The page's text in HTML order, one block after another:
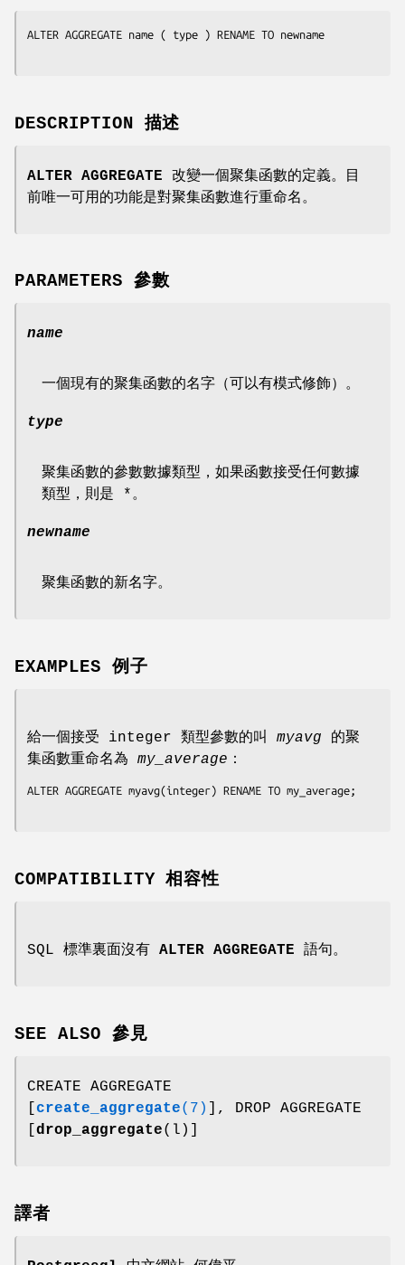
ALTER AGGREGATE name ( type ) RENAME TO newname
DESCRIPTION 描述
ALTER AGGREGATE 改變一個聚集函數的定義。目
前唯一可用的功能是對聚集函數進行重命名。
PARAMETERS 參數
name
一個現有的聚集函數的名字（可以有模式修飾）。
type
聚集函數的參數數據類型，如果函數接受任何數據
類型，則是 *。
newname
聚集函數的新名字。
EXAMPLES 例子
給一個接受 integer 類型參數的叫 myavg 的聚
集函數重命名為 my_average ：
ALTER AGGREGATE myavg(integer) RENAME TO my_average;
COMPATIBILITY 相容性
SQL 標準裏面沒有 ALTER AGGREGATE 語句。
SEE ALSO 參見
CREATE AGGREGATE
create_aggregate(7)
], DROP AGGREGATE
drop_aggregate(l)]
譯者